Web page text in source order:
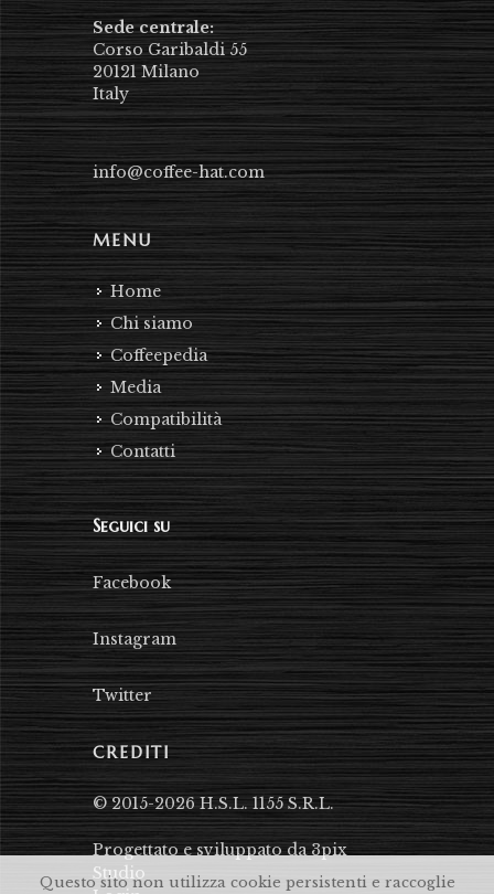
Questo sito non utilizza cookie persistenti e raccoglie
Sede centrale:
Corso Garibaldi 55
20121 Milano
Italy
info@coffee-hat.com
MENU
Home
Chi siamo
Coffeepedia
Media
Compatibilità
Contatti
Seguici su
Facebook
Instagram
Twitter
CREDITI
© 2015-2026 H.S.L. 1155 S.R.L.
Progettato e sviluppato da 3pix
Studio